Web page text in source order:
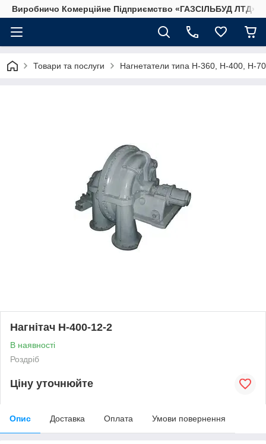
Виробничо Комерційне Підприємство «ГАЗСIЛЬБУД ЛТД»
Товари та послуги Нагнетатели типа Н-360, Н-400, Н-
Нагнітач Н-400-12-2
В наявності
Роздріб
Ціну уточнюйте
Опис Доставка Оплата Умови повернення